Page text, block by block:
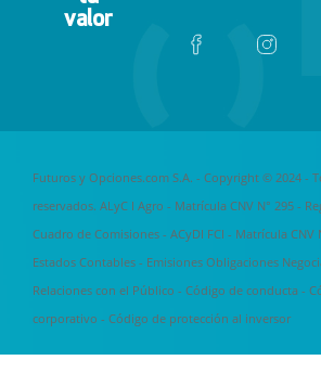
valor
Futuros y Opciones.com S.A. - Copyright © 2024 -
reservados. ALyC I Agro - Matrícula CNV N° 295 -
Cuadro de Comisiones - ACyDI FCI - Matrícula CNV
Estados Contables - Emisiones Obligaciones
Relaciones con el Público - Código de conducta -
corporativo - Código de protección al inversor